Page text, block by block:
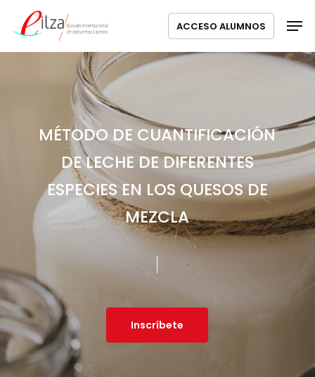
ACCESO ALUMNOS
MÉTODO DE CUANTIFICACIÓN
DE LECHE DE DIFERENTES
ESPECIES EN LOS QUESOS DE
MEZCLA
Inscríbete